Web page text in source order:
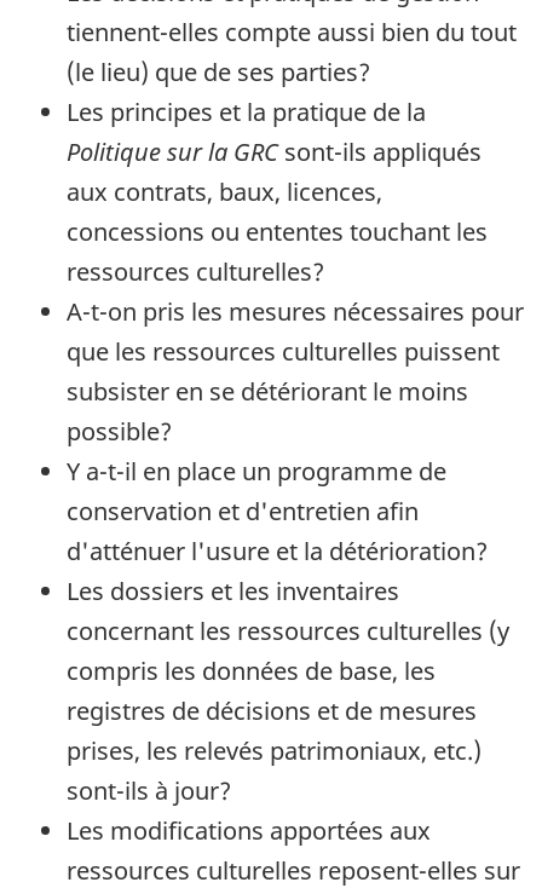
tiennent-elles compte aussi bien du tout
(le lieu) que de ses parties?
Les principes et la pratique de la
Politique sur la GRCsont-ils appliqués
aux contrats, baux, licences,
concessions ou ententes touchant les
ressources culturelles?
A-t-on pris les mesures nécessaires pour
que les ressources culturelles puissent
subsister en se détériorant le moins
possible?
Y a-t-il en place un programme de
conservation et d'entretien afin
d'atténuer l'usure et la détérioration?
Les dossiers et les inventaires
concernant les ressources culturelles (y
compris les données de base, les
registres de décisions et de mesures
prises, les relevés patrimoniaux, etc.)
sont-ils à jour?
Les modifications apportées aux
ressources culturelles reposent-elles sur